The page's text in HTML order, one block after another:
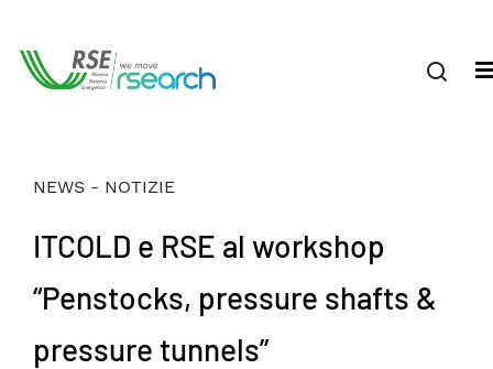
NEWS - NOTIZIE
ITCOLD e RSE al workshop
“Penstocks, pressure shafts &
pressure tunnels”